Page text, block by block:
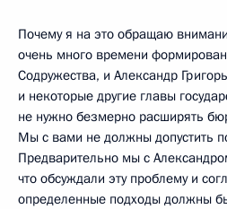
Почему я на это обращаю
очень много времени
Содружества, и Александр
и некоторые другие главы
не нужно безмерно расширять
Мы с вами не должны допустить
Предварительно мы с
что обсуждали эту проблему и
определенные подходы должны